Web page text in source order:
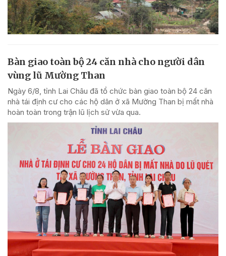
Bàn giao toàn bộ 24 căn nhà cho người dân
vùng lũ Mường Than
Ngày 6/8, tỉnh Lai Châu đã tổ chức bàn giao toàn bộ 24 căn
nhà tái định cư cho các hộ dân ở xã Mường Than bị mất nhà
hoàn toàn trong trận lũ lịch sử vừa qua.